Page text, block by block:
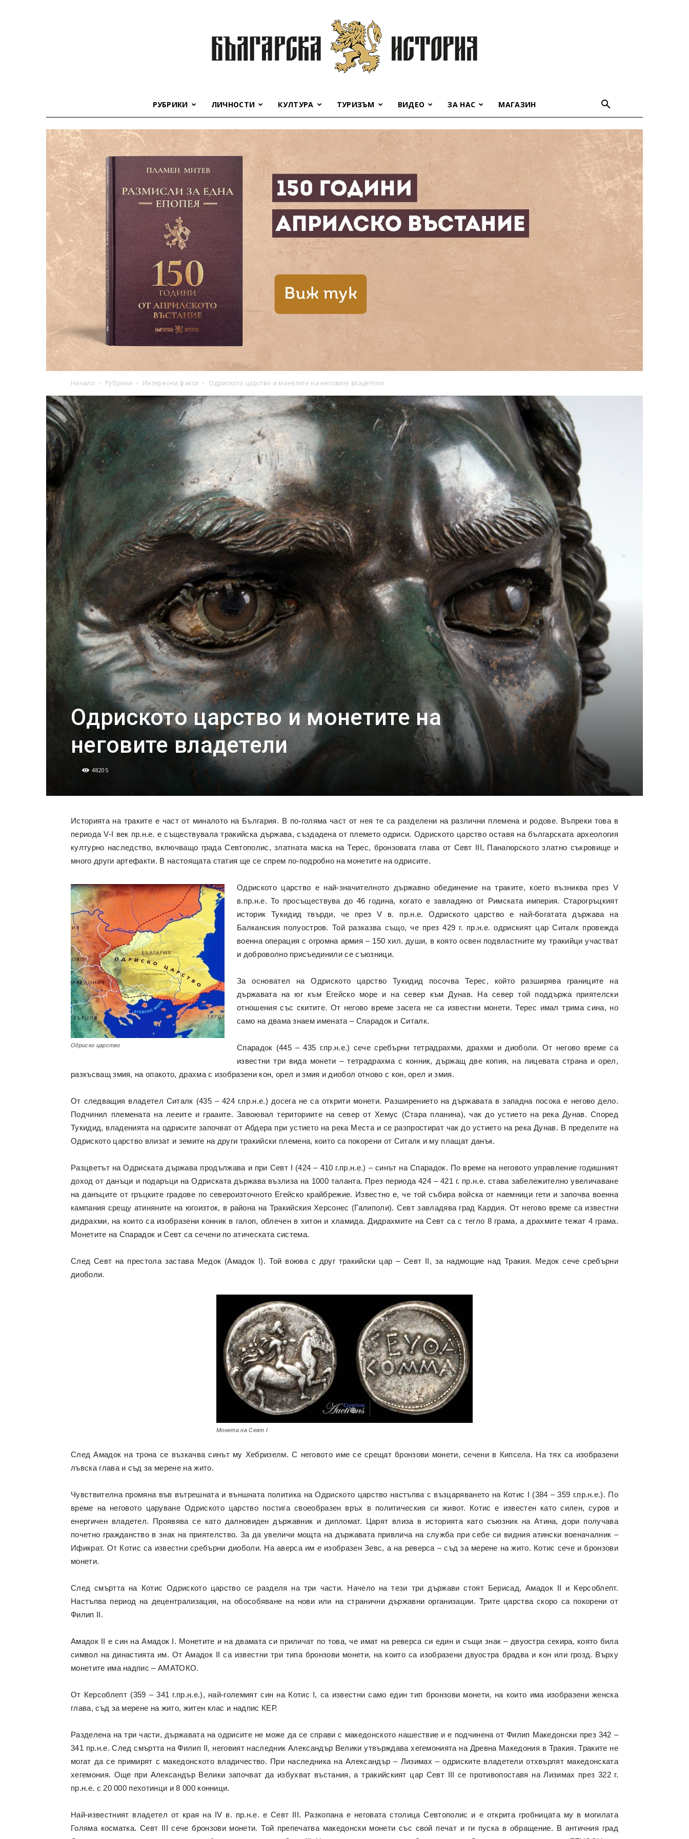
история
РУБРИКИ ЛИЧНОСТИ КУЛТУРА ТУРИЗЪМ ВИДЕО ЗА НАС МАГАЗИН
Начало Рубрики Интересни факти Одриското царство и монетите на неговите владетели
Одриското царство и монетите на
неговите владетели
48205
Историята на траките е част от миналото на България. В по-голяма част от нея те са разделени на различни племена и родове. Въпреки това в
периода V-I век пр.н.е. е съществувала тракийска държава, създадена от племето одриси. Одриското царство оставя на българската археология
културно наследство, включващо града Севтополис, златната маска на Терес, бронзовата глава от Севт III, Панагюрското златно съкровище и
много други артефакти. В настоящата статия ще се спрем по-подробно на монетите на одрисите.
Одриско царство
Одриското царство е най-значителното държавно обединение на траките, което възниква през V
в.пр.н.е. То просъществува до 46 година, когато е завладяно от Римската империя. Старогръцкият
историк Тукидид твърди, че през V в. пр.н.е. Одриското царство е най-богатата държава на
Балканския полуостров. Той разказва също, че през 429 г. пр.н.е. одриският цар Ситалк провежда
военна операция с огромна армия – 150 хил. души, в която освен подвластните му тракийци участват
и доброволно присъединили се съюзници.
За основател на Одриското царство Тукидид посочва Терес, който разширява границите на
държавата на юг към Егейско море и на север към Дунав. На север той поддържа приятелски
отношения със скитите. От негово време засега не са известни монети. Терес имал трима сина, но
само на двама знаем имената – Спарадок и Ситалк.
Спарадок (445 – 435 г.пр.н.е.) сече сребърни тетрадрахми, драхми и диоболи. От негово време са
известни три вида монети – тетрадрахма с конник, държащ две копия, на лицевата страна и орел,
разкъсващ змия, на опакото, драхма с изобразени кон, орел и змия и диобол отново с кон, орел и змия.
От следващия владетел Ситалк (435 – 424 г.пр.н.е.) досега не са открити монети. Разширението на държавата в западна посока е негово дело.
Подчинил племената на лееите и грааите. Завоювал териториите на север от Хемус (Стара планина), чак до устието на река Дунав. Според
Тукидид, владенията на одрисите започват от Абдера при устието на река Места и се разпростират чак до устието на река Дунав. В пределите на
Одриското царство влизат и земите на други тракийски племена, които са покорени от Ситалк и му плащат данък.
Разцветът на Одриската държава продължава и при Севт I (424 – 410 г.пр.н.е.) – синът на Спарадок. По време на неговото управление годишният
доход от данъци и подаръци на Одриската държава възлиза на 1000 таланта. През периода 424 – 421 г. пр.н.е. става забележително увеличаване
на данъците от гръцките градове по североизточното Егейско крайбрежие. Известно е, че той събира войска от наемници гети и започва военна
кампания срещу атиняните на югоизток, в района на Тракийския Херсонес (Галиполи). Севт завладява град Кардия. От негово време са известни
дидрахми, на които са изобразени конник в галоп, облечен в хитон и хламида. Дидрахмите на Севт са с тегло 8 грама, а драхмите тежат 4 грама.
Монетите на Спарадок и Севт са сечени по атическата система.
След Севт на престола застава Медок (Амадок I). Той воюва с друг тракийски цар – Севт II, за надмощие над Тракия. Медок сече сребърни
диоболи.
Монета на Севт I
След Амадок на трона се възкачва синът му Хебризелм. С неговото име се срещат бронзови монети, сечени в Кипсела. На тях са изобразени
лъвска глава и съд за мерене на жито.
Чувствителна промяна във вътрешната и външната политика на Одриското царство настъпва с възцаряването на Котис I (384 – 359 г.пр.н.е.). По
време на неговото царуване Одриското царство постига своеобразен връх в политическия си живот. Котис е известен като силен, суров и
енергичен владетел. Проявява се като далновиден държавник и дипломат. Царят влиза в историята като съюзник на Атина, дори получава
почетно гражданство в знак на приятелство. За да увеличи мощта на държавата привлича на служба при себе си видния атински военачалник –
Ификрат. От Котис са известни сребърни диоболи. На аверса им е изобразен Зевс, а на реверса – съд за мерене на жито. Котис сече и бронзови
монети.
След смъртта на Котис Одриското царство се разделя на три части. Начело на тези три държави стоят Берисад, Амадок II и Керсоблепт.
Настъпва период на децентрализация, на обособяване на нови или на странични държавни организации. Трите царства скоро са покорени от
Филип II.
Амадок II е син на Амадок I. Монетите и на двамата си приличат по това, че имат на реверса си един и същи знак – двуостра секира, която била
символ на династията им. От Амадок II са известни три типа бронзови монети, на които са изобразени двуостра брадва и кон или грозд. Върху
монетите има надпис – АМАТОКО.
От Керсоблепт (359 – 341 г.пр.н.е.), най-големият син на Котис I, са известни само един тип бронзови монети, на които има изобразени женска
глава, съд за мерене на жито, житен клас и надпис КЕР.
Разделена на три части, държавата на одрисите не може да се справи с македонското нашествие и е подчинена от Филип Македонски през 342 –
341 пр.н.е. След смъртта на Филип II, неговият наследник Александър Велики утвърждава хегемонията на Древна Македония в Тракия. Траките не
могат да се примирят с македонското владичество. При наследника на Александър – Лизимах – одриските владетели отхвърлят македонската
хегемония. Още при Александър Велики започват да избухват въстания, а тракийският цар Севт III се противопоставя на Лизимах през 322 г.
пр.н.е. с 20 000 пехотинци и 8 000 конници.
Най-известният владетел от края на IV в. пр.н.е. е Севт III. Разкопана е неговата столица Севтополис и е открита гробницата му в могилата
Голяма косматка. Севт III сече бронзови монети. Той препечатва македонски монети със свой печат и ги пуска в обращение. В античния град